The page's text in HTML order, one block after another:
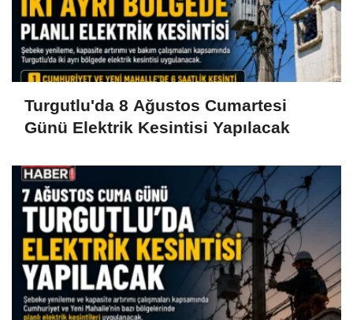
Turgutlu'da 8 Ağustos Cumartesi
Günü Elektrik Kesintisi Yapılacak